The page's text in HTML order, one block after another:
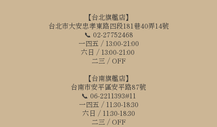
【台北旗艦店】
台北市大安忠孝東路四段181巷40弄14號
📞 02-27752468
一四五 / 13:00-21:00
六日 / 13:00-21:00
二三 / OFF
【台南旗艦店】
台南市安平區安平路87號
📞 06-2211393#11
一四五 / 11:30-18:30
六日 / 11:30-18:30
二三 / OFF